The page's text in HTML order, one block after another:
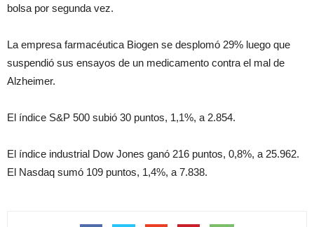
bolsa por segunda vez.
La empresa farmacéutica Biogen se desplomó 29% luego que
suspendió sus ensayos de un medicamento contra el mal de
Alzheimer.
El índice S&P 500 subió 30 puntos, 1,1%, a 2.854.
El índice industrial Dow Jones ganó 216 puntos, 0,8%, a 25.962.
El Nasdaq sumó 109 puntos, 1,4%, a 7.838.